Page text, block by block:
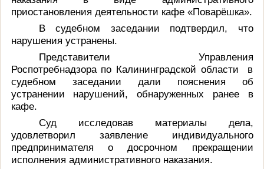
приостановления деятельности кафе «Поварёшка».
В судебном заседании подтвердил, что
нарушения устранены.
Представители Управления
Роспотребнадзора по Калининградской области в
судебном заседании дали пояснения об
устранении нарушений, обнаруженных ранее в
кафе.
Суд исследовав материалы дела,
удовлетворил заявление индивидуального
предпринимателя о досрочном прекращении
исполнения административного наказания.